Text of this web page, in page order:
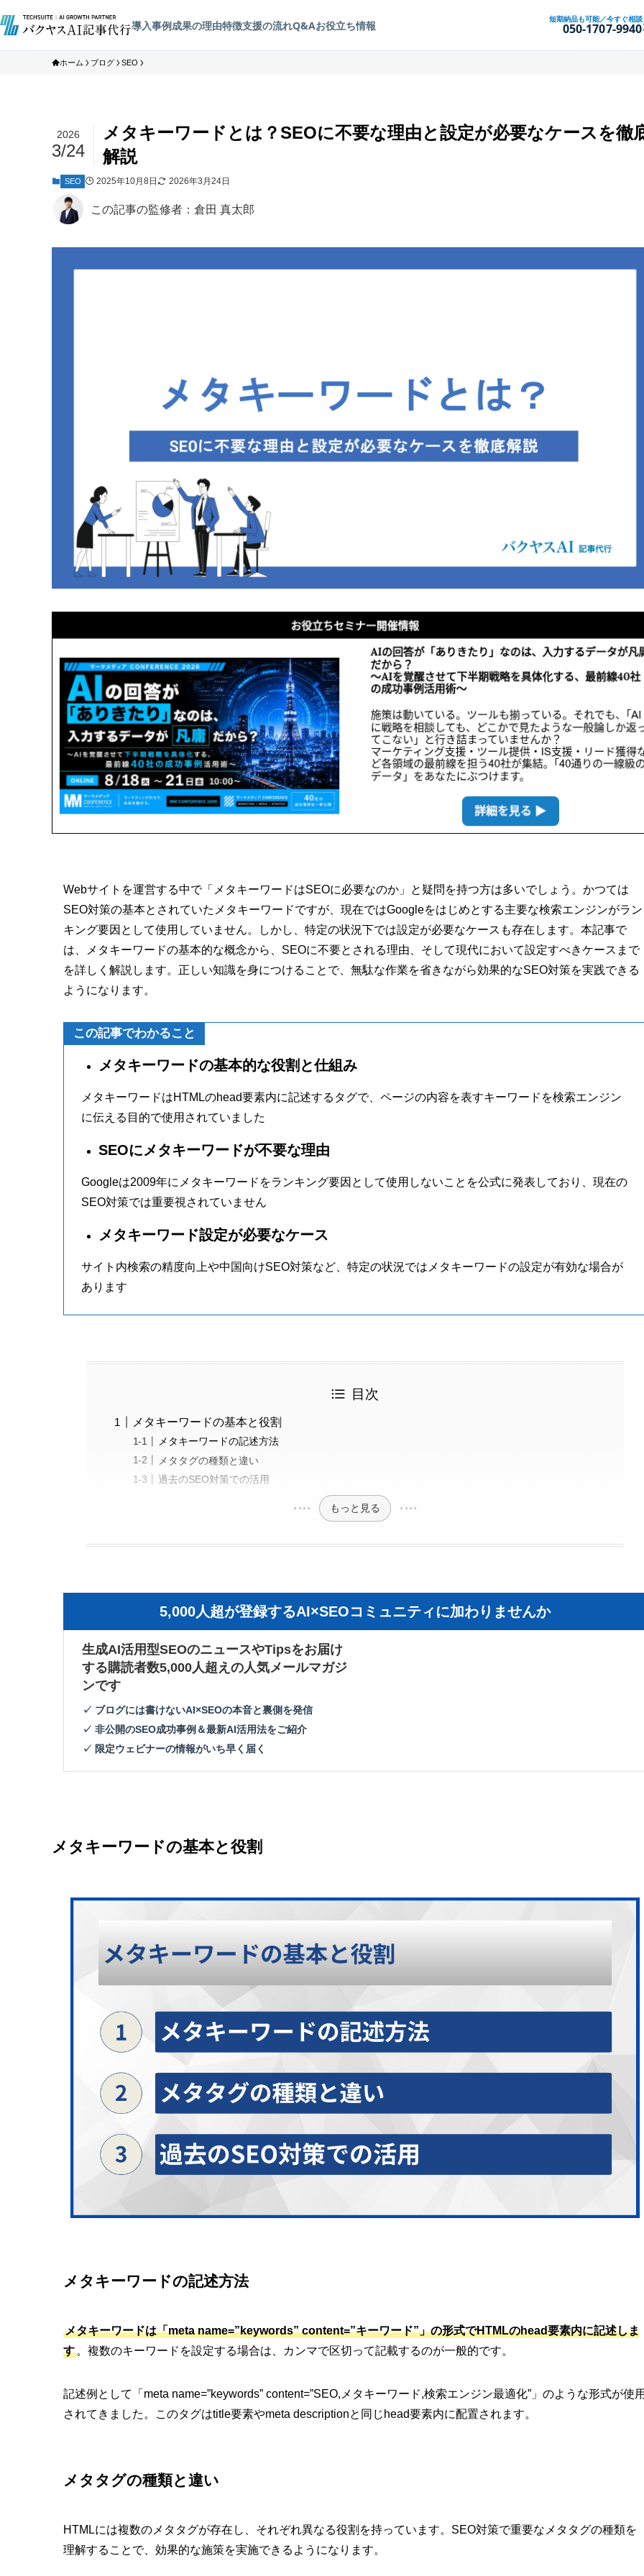
導入事例成果の理由特徴支援の流れQ&Aお役立ち情報 短期納品も可能／今すぐ相談
050-1707-9940
ホーム ブログ SEO
メタキーワードとは？SEOに不要な理由と設定が必要なケースを徹
解説
2026
3/24
SEO 2025年10月8日 2026年3月24日
この記事の監修者：倉田 真太郎
Webサイトを運営する中で「メタキーワードはSEOに必要なのか」と疑問を持つ方は多いでしょう。かつては
SEO対策の基本とされていたメタキーワードですが、現在ではGoogleをはじめとする主要な検索エンジンがラン
キング要因として使用していません。しかし、特定の状況下では設定が必要なケースも存在します。本記事で
は、メタキーワードの基本的な概念から、SEOに不要とされる理由、そして現代において設定すべきケースまで
を詳しく解説します。正しい知識を身につけることで、無駄な作業を省きながら効果的なSEO対策を実践できる
ようになります。
この記事でわかること
メタキーワードの基本的な役割と仕組み
メタキーワードはHTMLのhead要素内に記述するタグで、ページの内容を表すキーワードを検索エンジン
に伝える目的で使用されていました
SEOにメタキーワードが不要な理由
Googleは2009年にメタキーワードをランキング要因として使用しないことを公式に発表しており、現在の
SEO対策では重要視されていません
メタキーワード設定が必要なケース
サイト内検索の精度向上や中国向けSEO対策など、特定の状況ではメタキーワードの設定が有効な場合が
あります
目次
メタキーワードの基本と役割
メタキーワードの記述方法
メタタグの種類と違い
過去のSEO対策での活用
もっと見る
5,000人超が登録するAI×SEOコミュニティに加わりませんか
生成AI活用型SEOのニュースやTipsをお届け
する購読者数5,000人超えの人気メールマガジ
ンです
✓ ブログには書けないAI×SEOの本音と裏側を発信
✓ 非公開のSEO成功事例＆最新AI活用法をご紹介
✓ 限定ウェビナーの情報がいち早く届く
メタキーワードの基本と役割
メタキーワードの記述方法
メタキーワードは「meta name=”keywords” content=”キーワード”」の形式でHTMLのhead要素内に記述しま
す 。複数のキーワードを設定する場合は、カンマで区切って記載するのが一般的です。
記述例として「meta name=”keywords” content=”SEO,メタキーワード,検索エンジン最適化”」のような形式が使
されてきました。このタグはtitle要素やmeta descriptionと同じhead要素内に配置されます。
メタタグの種類と違い
HTMLには複数のメタタグが存在し、それぞれ異なる役割を持っています。SEO対策で重要なメタタグの種類を
理解することで、効果的な施策を実施できるようになります。